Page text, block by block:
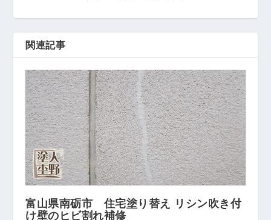
関連記事
富山県南砺市 住宅塗り替え リシン吹き付
け壁のヒビ割れ補修